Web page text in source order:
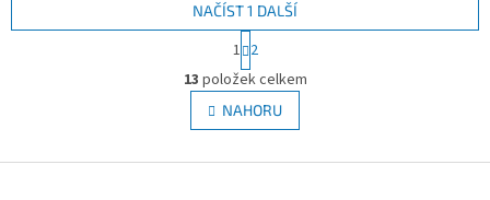
O
v
l
á
NAČÍST 1 DALŠÍ
S
t
r
á
n
k
v
1 2
13 položek celkem
NAHORU